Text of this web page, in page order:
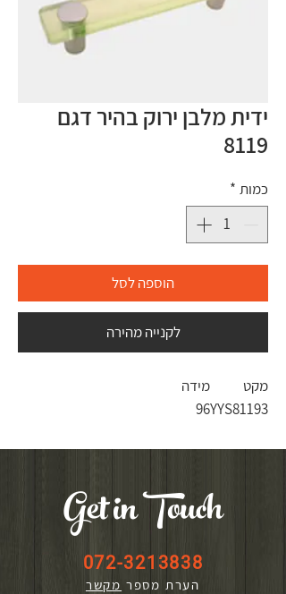
ידית מלבן ירוק בהיר דגם
8119
כמות *
הוספה לסל
לקנייה מהירה
מקט
מידה
YYS81193
96
Get in Touch
072-3213838
הערת מספר מקשר